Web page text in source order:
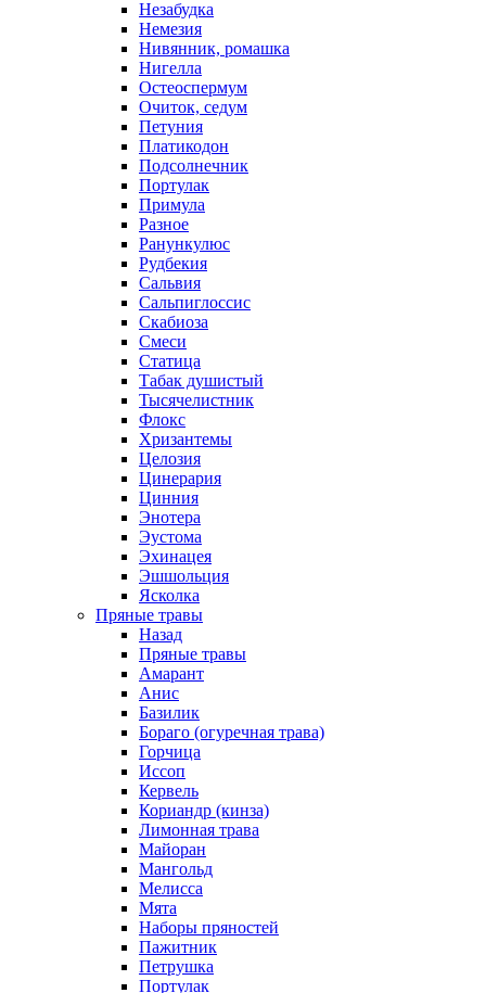
Незабудка
Немезия
Нивянник, ромашка
Нигелла
Остеоспермум
Очиток, седум
Петуния
Платикодон
Подсолнечник
Портулак
Примула
Разное
Ранункулюс
Рудбекия
Сальвия
Сальпиглоссис
Скабиоза
Смеси
Статица
Табак душистый
Тысячелистник
Флокс
Хризантемы
Целозия
Цинерария
Цинния
Энотера
Эустома
Эхинацея
Эшшольция
Ясколка
Пряные травы
Назад
Пряные травы
Амарант
Анис
Базилик
Бораго (огуречная трава)
Горчица
Иссоп
Кервель
Кориандр (кинза)
Лимонная трава
Майоран
Мангольд
Мелисса
Мята
Наборы пряностей
Пажитник
Петрушка
Портулак